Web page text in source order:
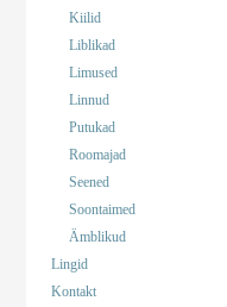
Kiilid
Liblikad
Limused
Linnud
Putukad
Roomajad
Seened
Soontaimed
Ämblikud
Lingid
Kontakt